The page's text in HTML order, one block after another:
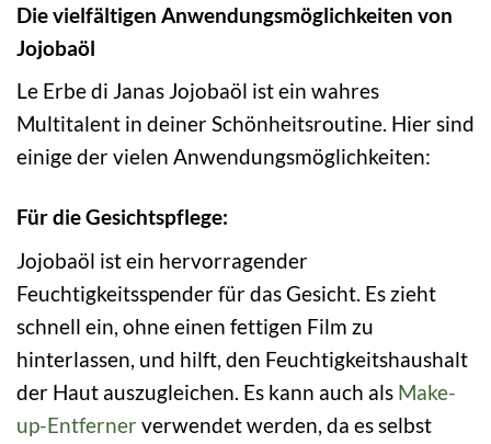
Die vielfältigen Anwendungsmöglichkeiten von
Jojobaöl
Le Erbe di Janas Jojobaöl ist ein wahres
Multitalent in deiner Schönheitsroutine. Hier sind
einige der vielen Anwendungsmöglichkeiten:
Für die Gesichtspflege:
Jojobaöl ist ein hervorragender
Feuchtigkeitsspender für das Gesicht. Es zieht
schnell ein, ohne einen fettigen Film zu
hinterlassen, und hilft, den Feuchtigkeitshaushalt
der Haut auszugleichen. Es kann auch als Make-
up-Entfernerverwendet werden, da es selbst